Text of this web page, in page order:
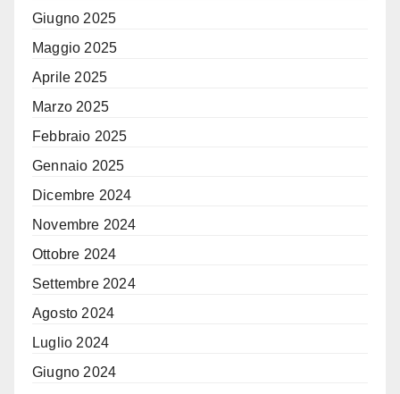
Giugno 2025
Maggio 2025
Aprile 2025
Marzo 2025
Febbraio 2025
Gennaio 2025
Dicembre 2024
Novembre 2024
Ottobre 2024
Settembre 2024
Agosto 2024
Luglio 2024
Giugno 2024